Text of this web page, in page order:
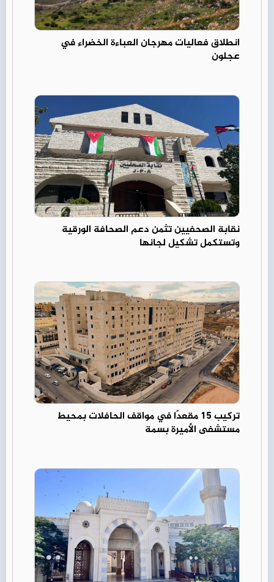
انطلاق فعاليات مهرجان العباءة الخضراء في
عجلون
نقابة الصحفيين تثمن دعم الصحافة الورقية
وتستكمل تشكيل لجانها
تركيب 15 مقعدًا في مواقف الحافلات بمحيط
مستشفى الأميرة بسمة